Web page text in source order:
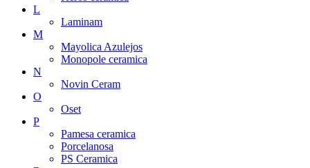
L
Laminam
M
Mayolica Azulejos
Monopole ceramica
N
Novin Ceram
O
Oset
P
Pamesa ceramica
Porcelanosa
PS Ceramica